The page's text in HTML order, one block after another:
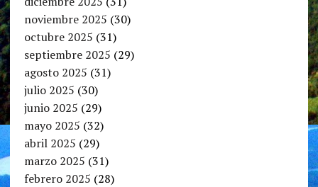
noviembre 2025 (30)
octubre 2025 (31)
septiembre 2025 (29)
agosto 2025 (31)
julio 2025 (30)
junio 2025 (29)
mayo 2025 (32)
abril 2025 (29)
marzo 2025 (31)
febrero 2025 (28)